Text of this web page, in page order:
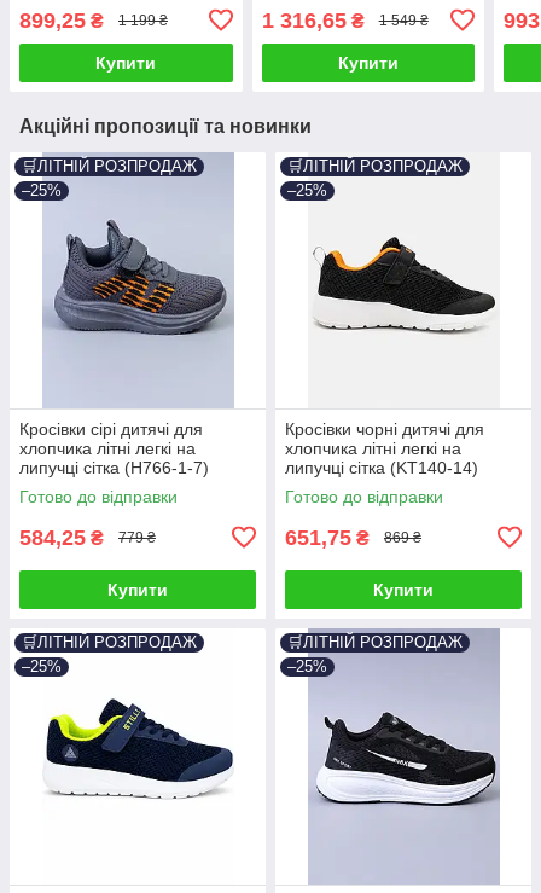
899,25 ₴ 1 199 ₴
Купити
1 316,65₴ 1 549 ₴
Купити
Акційні пропозиції та новинки
🛒ЛІТНІЙ РОЗПРОДАЖ
–25%
Кросівки сірі дитячі для
хлопчика літні легкі на
липучці сітка (H766-1-7)
Готово до відправки
584,25 ₴ 779 ₴
Купити
🛒ЛІТНІЙ РОЗПРОДАЖ
–25%
Кросівки чорні дитячі для
хлопчика літні легкі на
липучці сітка (KT140-14)
Готово до відправки
651,75 ₴ 869 ₴
Купити
🛒ЛІТНІЙ РОЗПРОДАЖ
–25%
🛒ЛІТНІЙ РОЗПРОДАЖ
–25%